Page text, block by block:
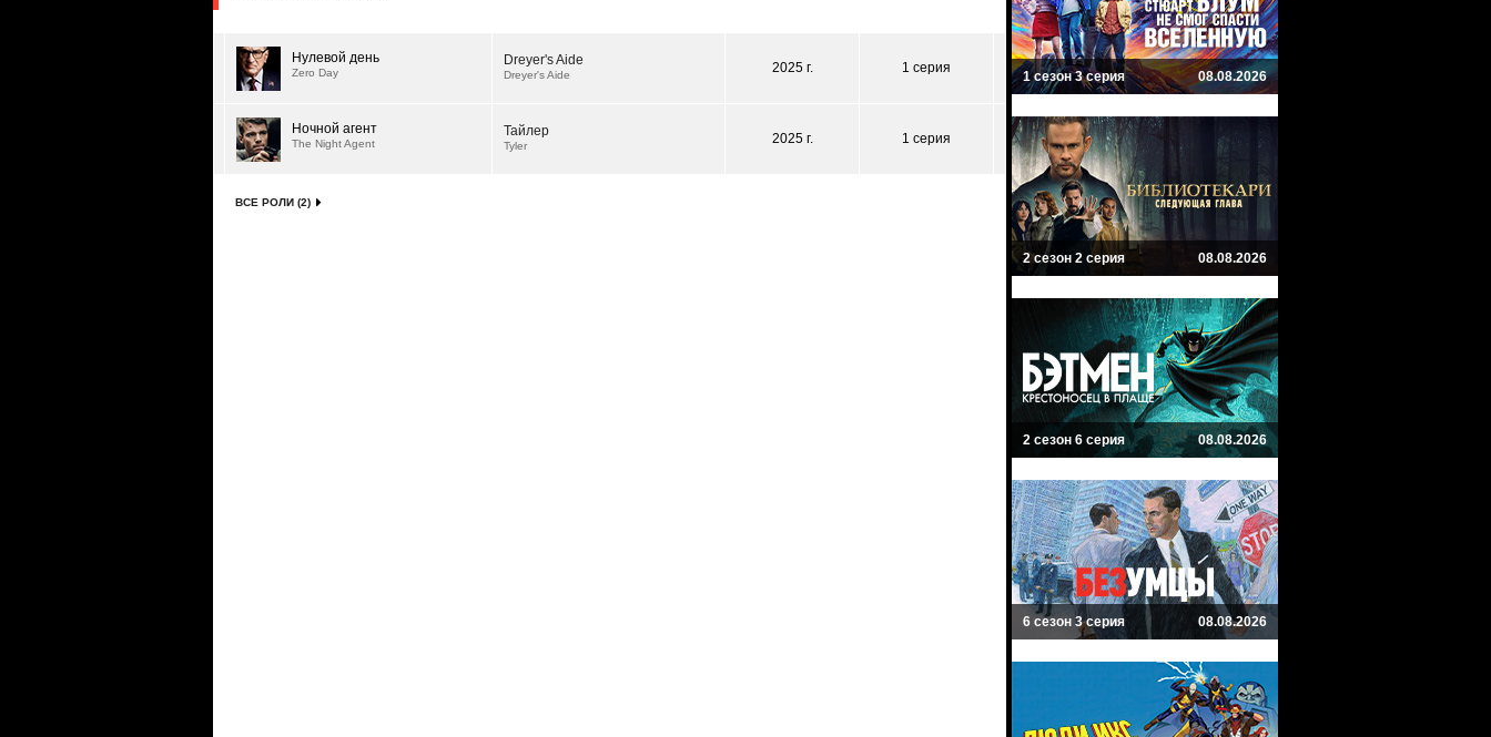
Нулевой день
Zero Day
Dreyer's Aide
Dreyer's Aide 2025 г. 1 серия
Ночной агент
The Night Agent
Тайлер
Tyler 2025 г. 1 серия
ВСЕ РОЛИ (2)
1 сезон 3 серия 08.08.2026
2 сезон 2 серия 08.08.2026
2 сезон 6 серия 08.08.2026
6 сезон 3 серия 08.08.2026